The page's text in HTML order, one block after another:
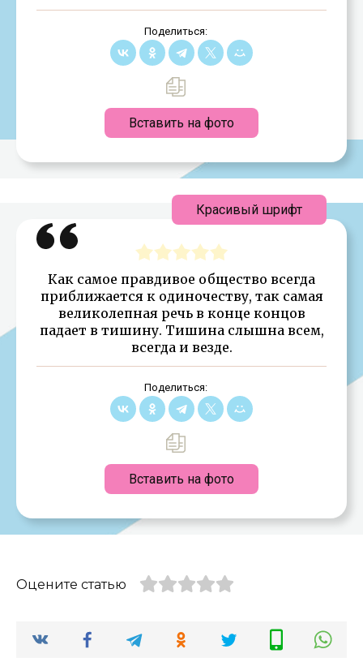
Поделиться:
Вставить на фото
Как самое правдивое общество всегда
приближается к одиночеству, так самая
великолепная речь в конце концов
падает в тишину. Тишина слышна всем,
всегда и везде.
Поделиться:
Вставить на фото
Красивый шрифт
Оцените статью